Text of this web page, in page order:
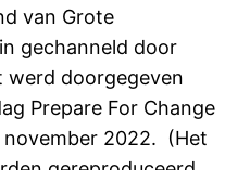
van Grote
gechanneld door
werd doorgegeven
Prepare For Change
november 2022. (Het